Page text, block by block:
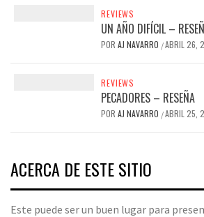
REVIEWS
UN AÑO DIFÍCIL –
POR AJ NAVARRO /ABRIL 26,
REVIEWS
PECADORES – RESEÑA
POR AJ NAVARRO /ABRIL 25,
ACERCA DE ESTE SITIO
Este puede ser un buen lugar para